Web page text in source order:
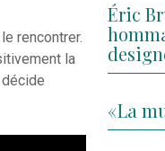
rencontrer.
la
décide
Éric
« La